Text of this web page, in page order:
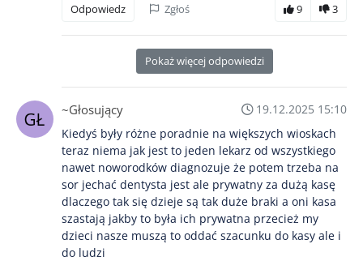
Odpowiedz Zgłoś 9 3
Pokaż więcej odpowiedzi
~Głosujący
19.12.2025 15:10
Kiedyś były różne poradnie na większych wioskach
teraz niema jak jest to jeden lekarz od wszystkiego
nawet noworodków diagnozuje że potem trzeba na
sor jechać dentysta jest ale prywatny za dużą kasę
dlaczego tak się dzieje są tak duże braki a oni kasa
szastają jakby to była ich prywatna przecież my
dzieci nasze muszą to oddać szacunku do kasy ale i
do ludzi